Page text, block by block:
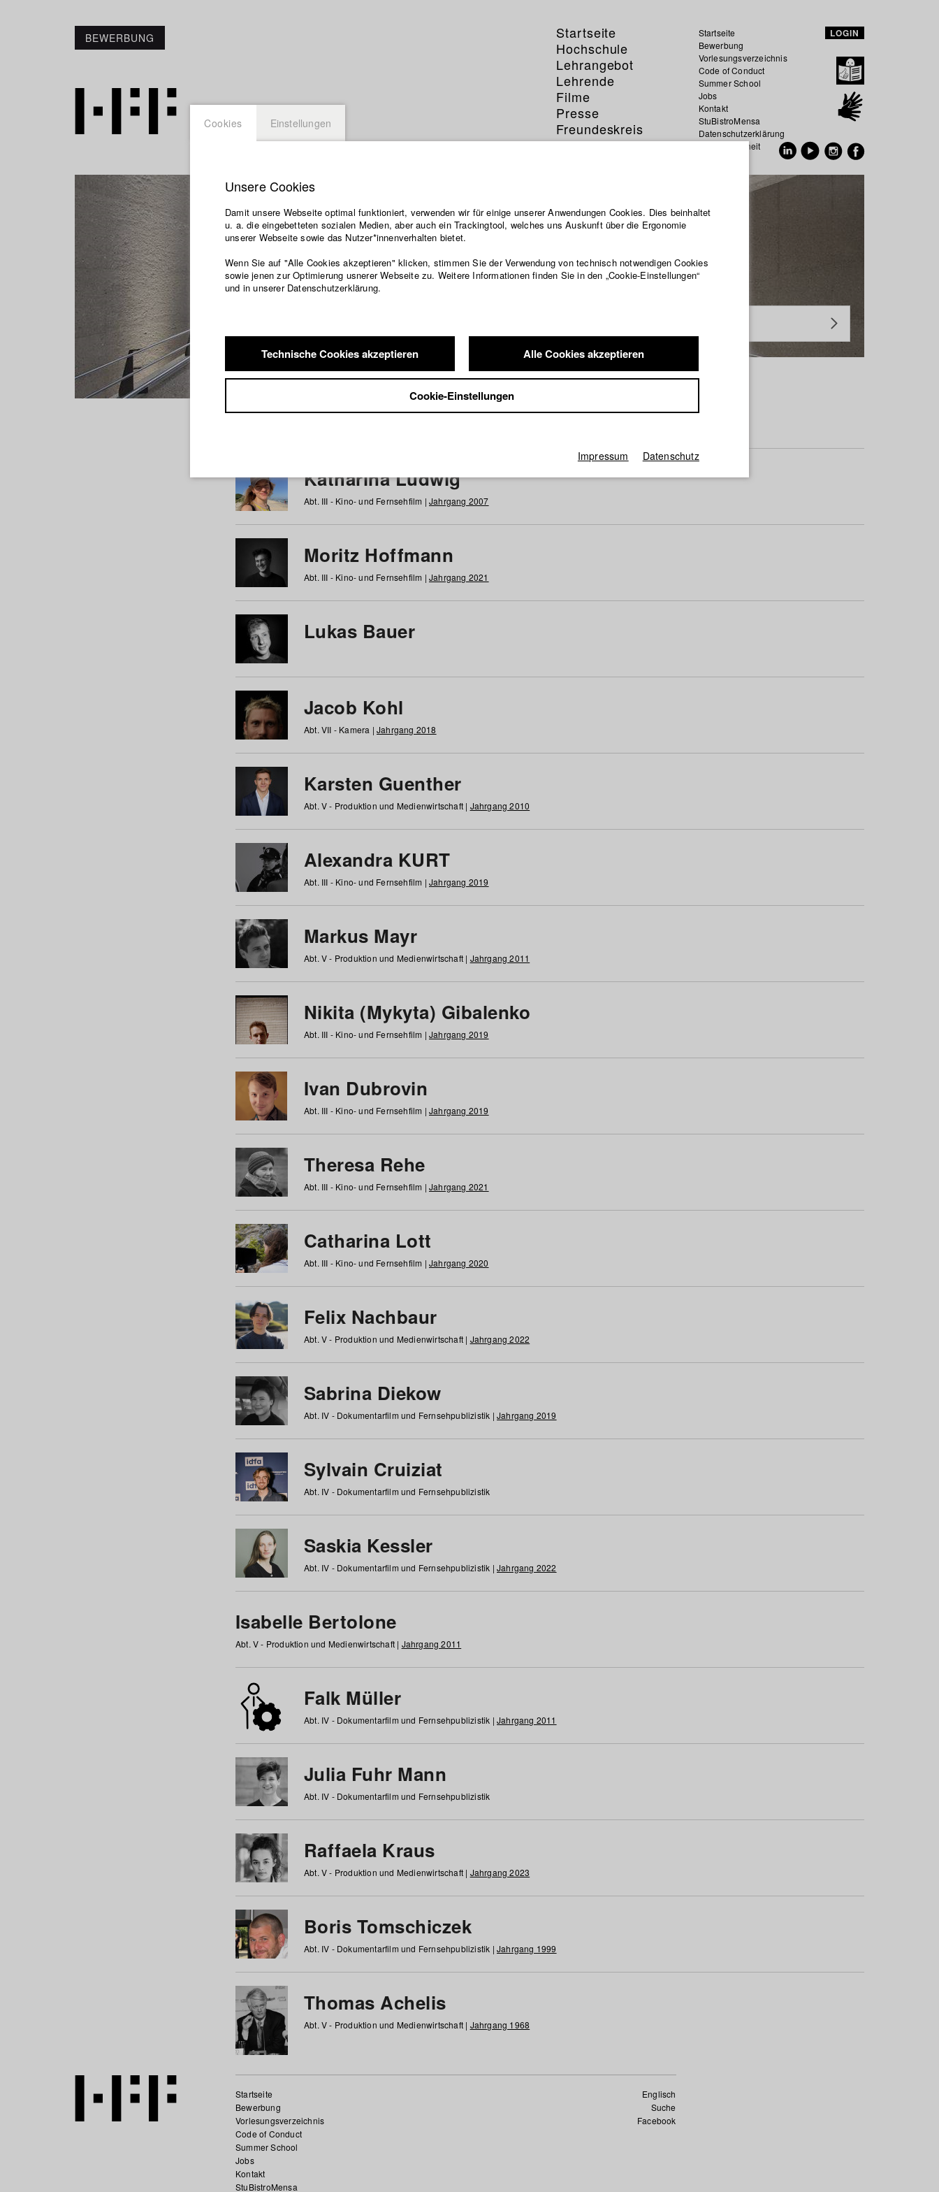
BEWERBUNG
Startseite
Hochschule
Lehrangebot
Lehrende
Filme
Presse
Freundeskreis
Service
Startseite
Bewerbung
Vorlesungsverzeichnis
Code of Conduct
Summer School
Jobs
Kontakt
StuBistroMensa
Datenschutzerklärung
Datensicherheit
LOGIN
Studierende / Alumni
a b c d e f g h i j k l m n o p q r s t u v w x y z Alle
Katharina Ludwig
Abt. III - Kino- und Fernsehfilm | Jahrgang 2007
Moritz Hoffmann
Abt. III - Kino- und Fernsehfilm | Jahrgang 2021
Lukas Bauer
Jacob Kohl
Abt. VII - Kamera | Jahrgang 2018
Karsten Guenther
Abt. V - Produktion und Medienwirtschaft | Jahrgang 2010
Alexandra KURT
Abt. III - Kino- und Fernsehfilm | Jahrgang 2019
Markus Mayr
Abt. V - Produktion und Medienwirtschaft | Jahrgang 2011
Nikita (Mykyta) Gibalenko
Abt. III - Kino- und Fernsehfilm | Jahrgang 2019
Ivan Dubrovin
Abt. III - Kino- und Fernsehfilm | Jahrgang 2019
Theresa Rehe
Abt. III - Kino- und Fernsehfilm | Jahrgang 2021
Catharina Lott
Abt. III - Kino- und Fernsehfilm | Jahrgang 2020
Felix Nachbaur
Abt. V - Produktion und Medienwirtschaft | Jahrgang 2022
Sabrina Diekow
Abt. IV - Dokumentarfilm und Fernsehpublizistik | Jahrgang 2019
Sylvain Cruiziat
Abt. IV - Dokumentarfilm und Fernsehpublizistik
Saskia Kessler
Abt. IV - Dokumentarfilm und Fernsehpublizistik | Jahrgang 2022
Isabelle Bertolone
Abt. V - Produktion und Medienwirtschaft | Jahrgang 2011
Falk Müller
Abt. IV - Dokumentarfilm und Fernsehpublizistik | Jahrgang 2011
Julia Fuhr Mann
Abt. IV - Dokumentarfilm und Fernsehpublizistik
Raffaela Kraus
Abt. V - Produktion und Medienwirtschaft | Jahrgang 2023
Boris Tomschiczek
Abt. IV - Dokumentarfilm und Fernsehpublizistik | Jahrgang 1999
Thomas Achelis
Abt. V - Produktion und Medienwirtschaft | Jahrgang 1968
Englisch
Suche
Facebook
Startseite
Bewerbung
Vorlesungsverzeichnis
Code of Conduct
Summer School
Jobs
Kontakt
StuBistroMensa
Cookies Einstellungen
Unsere Cookies
Damit unsere Webseite optimal funktioniert, verwenden wir für einige unserer Anwendungen Cookies. Dies beinhaltet
u. a. die eingebetteten sozialen Medien, aber auch ein Trackingtool, welches uns Auskunft über die Ergonomie
unserer Webseite sowie das Nutzer*innenverhalten bietet.
Wenn Sie auf "Alle Cookies akzeptieren" klicken, stimmen Sie der Verwendung von technisch notwendigen Cookies
sowie jenen zur Optimierung usnerer Webseite zu. Weitere Informationen finden Sie in den „Cookie-Einstellungen“
und in unserer Datenschutzerklärung.
Technische Cookies akzeptieren Alle Cookies akzeptieren
Cookie-Einstellungen
Impressum Datenschutz